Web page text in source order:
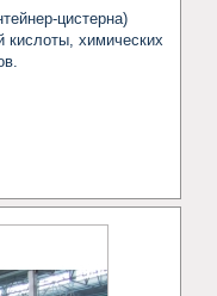
цистерна)
химических